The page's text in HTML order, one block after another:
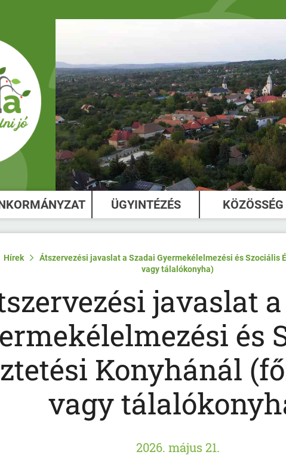
ÜGYINTÉZÉS KÖZÖSSÉG
Hírek
Átszervezési javaslat a Szadai Gyermekélelmezési és Szociális
vagy tálalókonyha)
javaslat
és
Konyhánál
vagy
2026. május 21.